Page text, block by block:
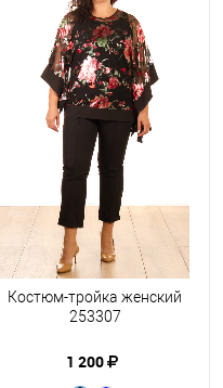
Костюм-тройка женский
253307
1 200